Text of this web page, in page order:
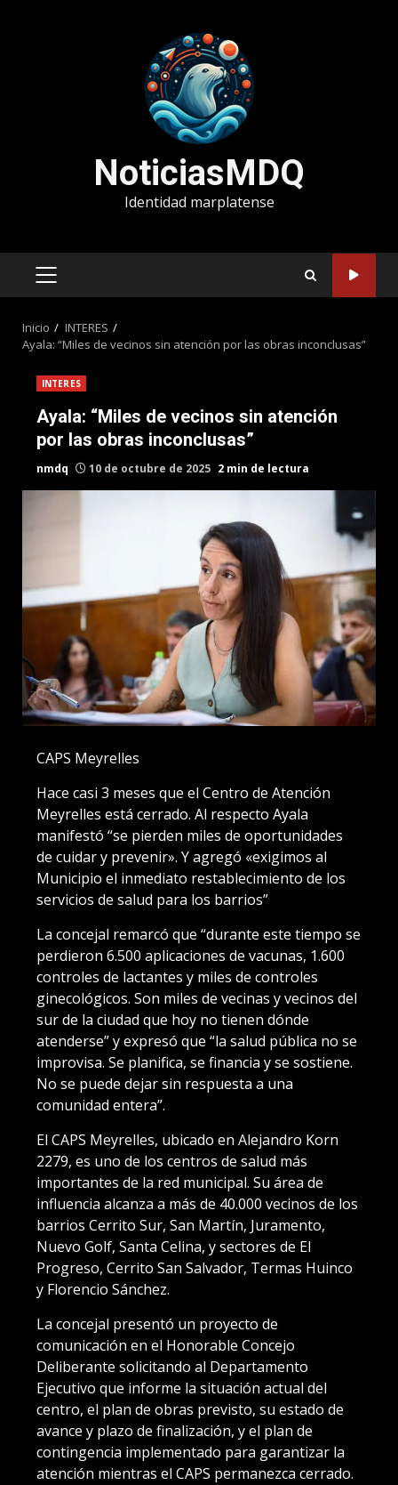
NoticiasMDQ
Identidad marplatense
MENÚ
Inicio
INTERES
Ayala: “Miles de vecinos sin atención por las obras inconclusas”
INTERES
Ayala: “Miles de vecinos sin atención
por las obras inconclusas”
nmdq 10 de octubre de 2025 2 min de lectura
CAPS Meyrelles
Hace casi 3 meses que el Centro de Atención
Meyrelles está cerrado. Al respecto Ayala
manifestó “se pierden miles de oportunidades
de cuidar y prevenir». Y agregó «exigimos al
Municipio el inmediato restablecimiento de los
servicios de salud para los barrios”
La concejal remarcó que “durante este tiempo se
perdieron 6.500 aplicaciones de vacunas, 1.600
controles de lactantes y miles de controles
ginecológicos. Son miles de vecinas y vecinos del
sur de la ciudad que hoy no tienen dónde
atenderse” y expresó que “la salud pública no se
improvisa. Se planifica, se financia y se sostiene.
No se puede dejar sin respuesta a una
comunidad entera”.
El CAPS Meyrelles, ubicado en Alejandro Korn
2279, es uno de los centros de salud más
importantes de la red municipal. Su área de
influencia alcanza a más de 40.000 vecinos de los
barrios Cerrito Sur, San Martín, Juramento,
Nuevo Golf, Santa Celina, y sectores de El
Progreso, Cerrito San Salvador, Termas Huinco
y Florencio Sánchez.
La concejal presentó un proyecto de
comunicación en el Honorable Concejo
Deliberante solicitando al Departamento
Ejecutivo que informe la situación actual del
centro, el plan de obras previsto, su estado de
avance y plazo de finalización, y el plan de
contingencia implementado para garantizar la
atención mientras el CAPS permanezca cerrado.